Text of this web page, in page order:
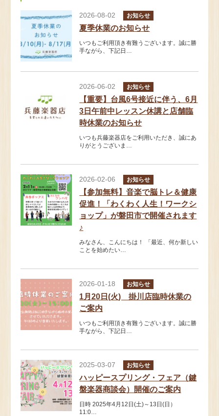
2026-08-02 お知らせ
夏季休業のお知らせ
いつもご利用頂き有難うございます。誠に勝
手ながら、下記日…
2026-06-02 お知らせ
【重要】台風6号接近に伴う、6月
3日午前中レッスン休講と店舗臨
時休業のお知らせ
いつも兵藤楽器店をご利用いただき、誠にあ
りがとうございま…
2026-02-06 お知らせ
【参加無料】音楽で脳トレ＆健康
促進！「わくわく人生！ワークシ
ョップ」が磐田市で開催されます
♪
みなさん、こんにちは！ 「最近、何か新しい
ことを始めたい…
2026-01-18 お知らせ
1月20日(火) 掛川店臨時休業の
ご案内
いつもご利用頂き有難うございます。誠に勝
手ながら、下記日…
2025-03-07 お知らせ
ハッピースプリング・フェア（鍵
盤楽器商談会）開催のご案内
日時 2025年4月12日(土)～13日(日）
11:0…